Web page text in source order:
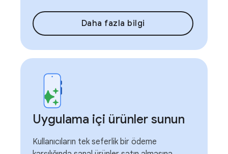
Daha fazla bilgi
Uygulama içi ürünler sunun
Kullanıcıların tek seferlik bir ödeme